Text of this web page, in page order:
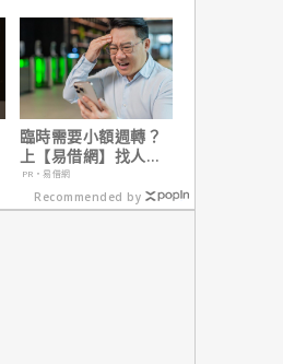
臨時需要小額週轉？
上【易借網】找人
幫！資金快速到位
PR・易借網
Recommended by